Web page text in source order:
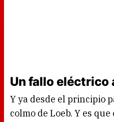
Un fallo eléctrico
Y ya desde el principio
colmo de Loeb. Y es